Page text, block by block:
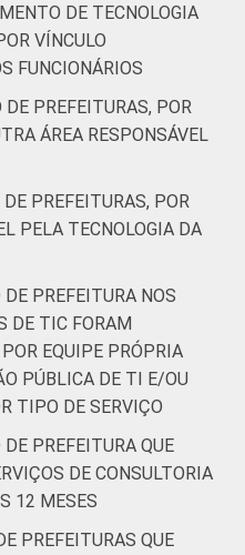
DE TECNOLOGIA
VÍNCULO
FUNCIONÁRIOS
PREFEITURAS, POR
ÁREA RESPONSÁVEL
PREFEITURAS, POR
PELA TECNOLOGIA DA
PREFEITURA NOS
DE TIC FORAM
EQUIPE PRÓPRIA
PÚBLICA DE TI E/OU
TIPO DE SERVIÇO
PREFEITURA QUE
DE CONSULTORIA
12 MESES
PREFEITURAS QUE